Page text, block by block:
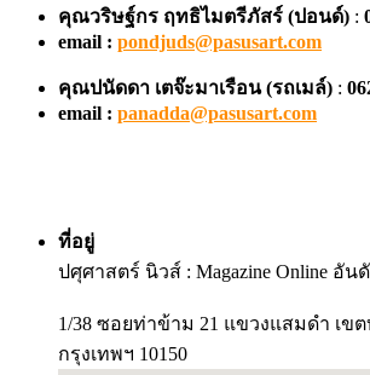
คุณวริษฐ์กร ฤทธิไมตรีภัสร์ (ปอนด์) :
email : pondjuds@pasusart.com
คุณปนัดดา เตจ๊ะมาเรือน (รถเมล์) :
email : panadda@pasusart.com
ที่อยู่
ปศุศาสตร์ นิวส์ : Magazine Online อั
1/38 ซอยท่าข้าม 21 แขวงแสมดำ เข
กรุงเทพฯ 10150